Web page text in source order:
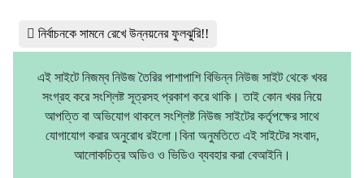
নির্বাচনকে সামনে রেখে উন্নয়নের ফুলঝুরি!!
এই সাইটে নিজম্ব নিউজ তৈরির পাশাপাশি বিভিন্ন নিউজ সাইট থেকে খবর
সংগ্রহ করে সংশ্লিষ্ট সূত্রসহ প্রকাশ করে থাকি। তাই কোন খবর নিয়ে
আপত্তি বা অভিযোগ থাকলে সংশ্লিষ্ট নিউজ সাইটের কর্তৃপক্ষের সাথে
যোগাযোগ করার অনুরোধ রইলো।বিনা অনুমতিতে এই সাইটের সংবাদ,
আলোকচিত্র অডিও ও ভিডিও ব্যবহার করা বেআইনি।